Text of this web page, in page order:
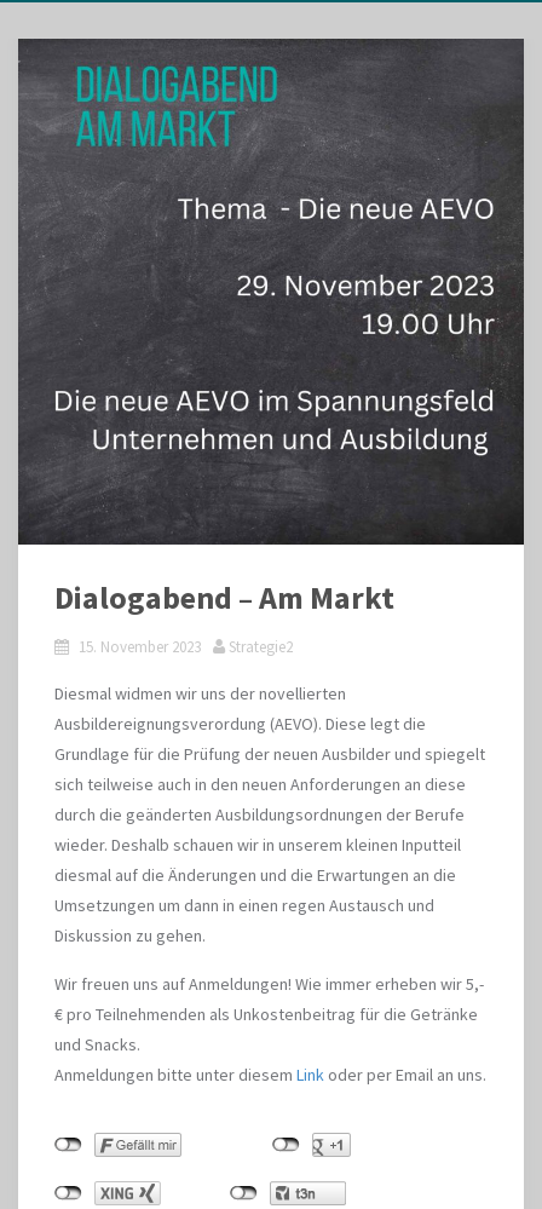
Dialogabend – Am Markt
15. November 2023 Strategie2
Diesmal widmen wir uns der novellierten
Ausbildereignungsverordung (AEVO). Diese legt die
Grundlage für die Prüfung der neuen Ausbilder und spiegelt
sich teilweise auch in den neuen Anforderungen an diese
durch die geänderten Ausbildungsordnungen der Berufe
wieder. Deshalb schauen wir in unserem kleinen Inputteil
diesmal auf die Änderungen und die Erwartungen an die
Umsetzungen um dann in einen regen Austausch und
Diskussion zu gehen.
Wir freuen uns auf Anmeldungen! Wie immer erheben wir 5,-
€ pro Teilnehmenden als Unkostenbeitrag für die Getränke
und Snacks.
Anmeldungen bitte unter diesem Link oder per Email an uns.